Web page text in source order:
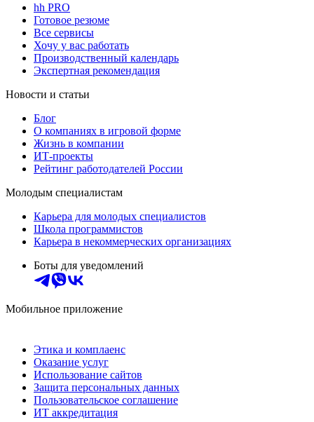
hh PRO
Готовое резюме
Все сервисы
Хочу у вас работать
Производственный календарь
Экспертная рекомендация
Новости и статьи
Блог
О компаниях в игровой форме
Жизнь в компании
ИТ-проекты
Рейтинг работодателей России
Молодым специалистам
Карьера для молодых специалистов
Школа программистов
Карьера в некоммерческих организациях
Боты для уведомлений
Мобильное приложение
Этика и комплаенс
Оказание услуг
Использование сайтов
Защита персональных данных
Пользовательское соглашение
ИТ аккредитация